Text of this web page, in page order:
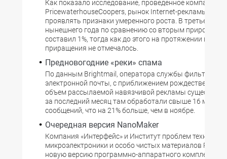
Как показало исследование, проведенное компанией
PricewaterhouseCoopers, рынок Internet-рекламы
проявлять признаки умеренного роста. В третьем
нынешнего года по сравнению со вторым прирост
составил 1%, тогда как до этого на протяжении шести
приращения не отмечалось.
Предновогодние «реки» спама
По данным Brightmail, оператора службы фильтрации
электронной почты, с приближением рождественских
объем рассылаемой навязчивой рекламы
за последний месяц там обработали свыше 16 млрд.
сообщений, что на 21% больше, чем в ноябре.
Очередная версия NanoMaker
Компания «Интерфейс» и Институт проблем
микроэлектроники и особо чистых материалов РАН
новую версию программно-аппаратного комплекса